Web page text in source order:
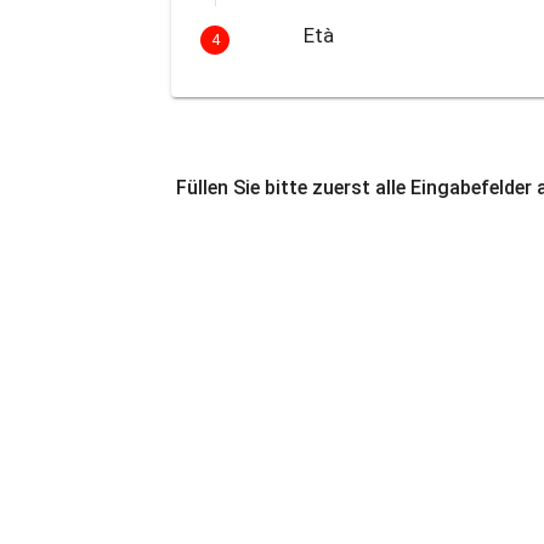
4 Età
Füllen Sie bitte zuerst alle Eingabefelder